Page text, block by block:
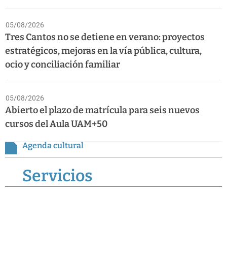
05/08/2026
Tres Cantos no se detiene en verano: proyectos
estratégicos, mejoras en la vía pública, cultura,
ocio y conciliación familiar
05/08/2026
Abierto el plazo de matrícula para seis nuevos
cursos del Aula UAM+50
Agenda cultural
Servicios